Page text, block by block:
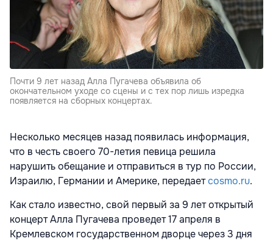
Почти 9 лет назад Алла Пугачева объявила об
окончательном уходе со сцены и с тех пор лишь изредка
появляется на сборных концертах.
Несколько месяцев назад появилась информация,
что в честь своего 70-летия певица решила
нарушить обещание и отправиться в тур по России,
Израилю, Германии и Америке, передаетcosmo.ru.
Как стало известно, свой первый за 9 лет открытый
концерт Алла Пугачева проведет 17 апреля в
Кремлевском государственном дворце через 3 дня